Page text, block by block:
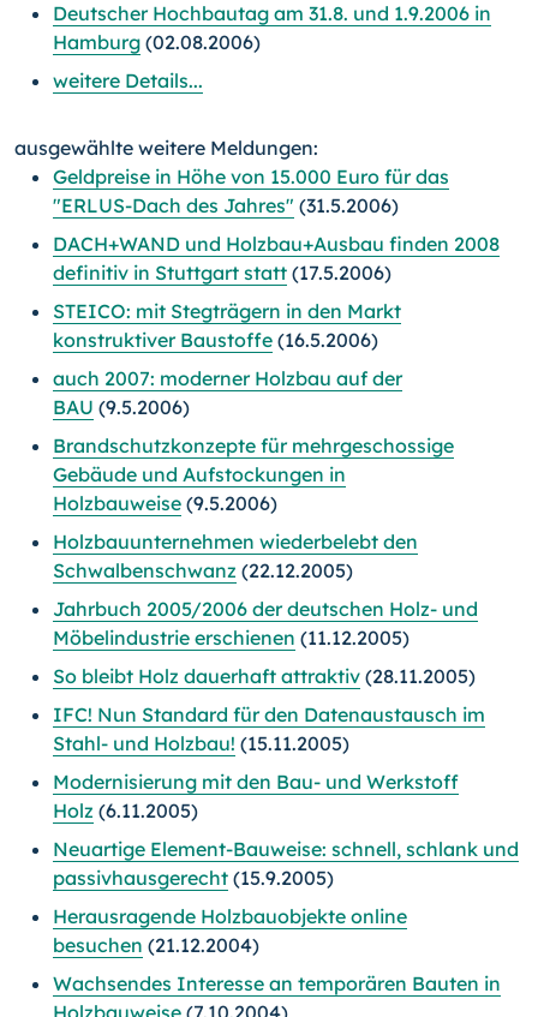
Deutscher Hochbautag am 31.8. und 1.9.2006 in
Hamburg (02.08.2006)
weitere Details...
ausgewählte weitere Meldungen:
Geldpreise in Höhe von 15.000 Euro für das
"ERLUS-Dach des Jahres" (31.5.2006)
DACH+WAND und Holzbau+Ausbau finden 2008
definitiv in Stuttgart statt (17.5.2006)
STEICO: mit Stegträgern in den Markt
konstruktiver Baustoffe (16.5.2006)
auch 2007: moderner Holzbau auf der
BAU (9.5.2006)
Brandschutzkonzepte für mehrgeschossige
Gebäude und Aufstockungen in
Holzbauweise (9.5.2006)
Holzbauunternehmen wiederbelebt den
Schwalbenschwanz (22.12.2005)
Jahrbuch 2005/2006 der deutschen Holz- und
Möbelindustrie erschienen (11.12.2005)
So bleibt Holz dauerhaft attraktiv (28.11.2005)
IFC! Nun Standard für den Datenaustausch im
Stahl- und Holzbau! (15.11.2005)
Modernisierung mit den Bau- und Werkstoff
Holz (6.11.2005)
Neuartige Element-Bauweise: schnell, schlank und
passivhausgerecht (15.9.2005)
Herausragende Holzbauobjekte online
besuchen (21.12.2004)
Wachsendes Interesse an temporären Bauten in